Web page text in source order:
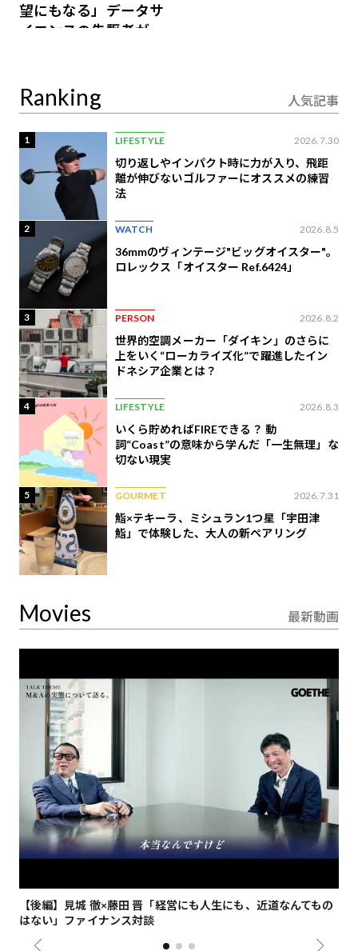
望にもなる」データサ
イエンスの先駆者が語
Ranking 人気記事
1 LIFESTYLE 2026.7.30
切り返しやインパクト時に力が入り、飛距
離が伸びないゴルファーにオススメの練習
法
2 WATCH 2026.8.5
36mmのヴィンテージ"ビッグオイスター"。
ロレックス「オイスター Ref.6424」
3 PERSON 2026.8.2
世界的空調メーカー「ダイキン」のさらに
上をいく“ローカライズ化”で躍進したイン
ドネシア企業とは？
4 LIFESTYLE 2026.8.3
いくら貯めればFIREできる？ 動
詞“Coast”の意味から学んだ「一生無理」な
切ない現実
5 GOURMET 2026.7.31
鮨×テキーラ、ミシュラン1つ星「宇田津
鮨」で体験した、大人の新ペアリング
Movies 最新動画
【後編】見城 徹×藤田 晋「経営にも人生にも、近道なんてもの
はない」ファイナンス対談